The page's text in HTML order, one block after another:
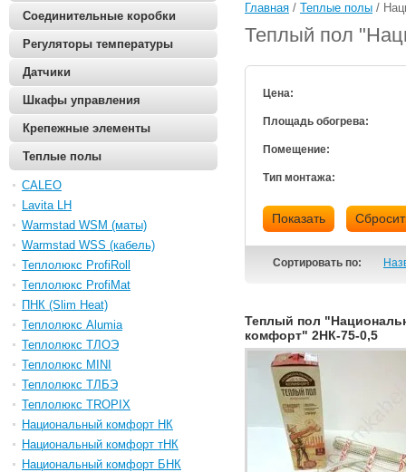
Соединительные коробки
Регуляторы температуры
Датчики
Шкафы управления
Крепежные элементы
Теплые полы
CALEO
Lavita LH
Warmstad WSM (маты)
Warmstad WSS (кабель)
Теплолюкс ProfiRoll
Теплолюкс ProfiMat
ПНК (Slim Heat)
Теплолюкс Alumia
Теплолюкс ТЛОЭ
Теплолюкс MINI
Теплолюкс ТЛБЭ
Теплолюкс TROPIX
Национальный комфорт НК
Национальный комфорт тНК
Национальный комфорт БНК
Главная / Теплые полы /
Теплый пол
Цена:
Площадь обогрева:
Помещение:
Тип монтажа:
Показать
Сортировать по:
Теплый пол
комфорт" 2НК-75-0,5